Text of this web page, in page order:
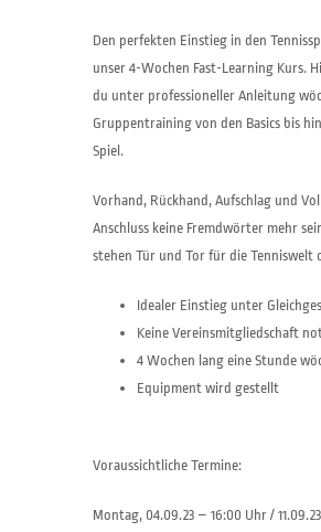
Den perfekten Einstieg in den
unser 4-Wochen Fast-Learning Kurs.
du unter professioneller Anleitung
Gruppentraining von den Basics bis
Spiel.
Vorhand, Rückhand, Aufschlag und
Anschluss keine Fremdwörter mehr
stehen Tür und Tor für die Tenniswelt
Idealer Einstieg unter
Keine Vereinsmitgliedschaft
4 Wochen lang eine Stunde
Equipment wird gestellt
Voraussichtliche Termine:
Montag, 04.09.23 – 16:00 Uhr /